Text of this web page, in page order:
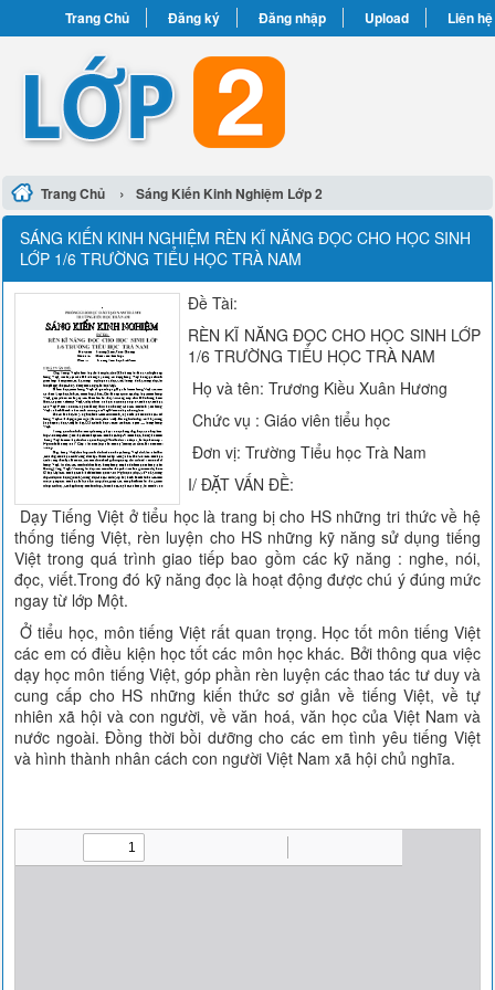
Trang Chủ Đăng ký Đăng nhập Upload Liên hệ
Trang Chủ › Sáng Kiến Kinh Nghiệm Lớp 2
SÁNG KIẾN KINH NGHIỆM RÈN KĨ NĂNG ĐỌC CHO HỌC SINH
LỚP 1/6 TRƯỜNG TIỂU HỌC TRÀ NAM
Đề Tài:
RÈN KĨ NĂNG ĐỌC CHO HỌC SINH LỚP
1/6 TRƯỜNG TIỂU HỌC TRÀ NAM
Họ và tên: Trương Kiều Xuân Hương
Chức vụ : Giáo viên tiểu học
Đơn vị: Trường Tiểu học Trà Nam
I/ ĐẶT VẤN ĐỀ:
Dạy Tiếng Việt ở tiểu học là trang bị cho HS những tri thức về hệ
thống tiếng Việt, rèn luyện cho HS những kỹ năng sử dụng tiếng
Việt trong quá trình giao tiếp bao gồm các kỹ năng : nghe, nói,
đọc, viết.Trong đó kỹ năng đọc là hoạt động được chú ý đúng mức
ngay từ lớp Một.
Ở tiểu học, môn tiếng Việt rất quan trọng. Học tốt môn tiếng Việt
các em có điều kiện học tốt các môn học khác. Bởi thông qua việc
dạy học môn tiếng Việt, góp phần rèn luyện các thao tác tư duy và
cung cấp cho HS những kiến thức sơ giản về tiếng Việt, về tự
nhiên xã hội và con người, về văn hoá, văn học của Việt Nam và
nước ngoài. Đồng thời bồi dưỡng cho các em tình yêu tiếng Việt
và hình thành nhân cách con người Việt Nam xã hội chủ nghĩa.